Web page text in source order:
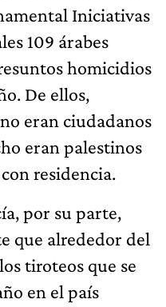
Iniciativas
109 árabes
homicidios
De ellos,
eran ciudadanos
eran palestinos
residencia.
por su parte,
que alrededor del
tiroteos que se
en el país